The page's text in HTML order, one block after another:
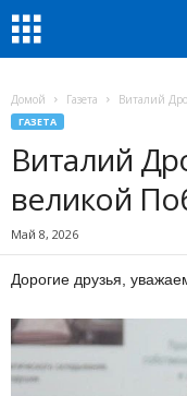
Домой Газета Виталий
ГАЗЕТА
Виталий
великой
Май 8, 2026
Дорогие друзья,